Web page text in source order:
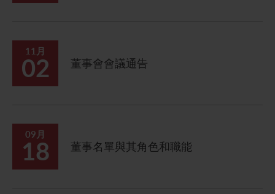
常見問題
獎項與嘉許
股東通訊政策
公司通訊發布
股份購回報告 (於二零零八年七月四日或之前)
公告 (補發已遺失的股份證明書)
11月
02 董事會會議通告
09月
18 董事名單與其角色和職能